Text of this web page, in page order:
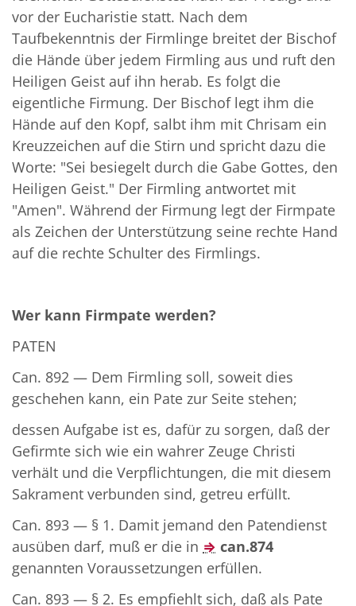
vor der Eucharistie statt. Nach dem
Taufbekenntnis der Firmlinge breitet der Bischof
die Hände über jedem Firmling aus und ruft den
Heiligen Geist auf ihn herab. Es folgt die
eigentliche Firmung. Der Bischof legt ihm die
Hände auf den Kopf, salbt ihm mit Chrisam ein
Kreuzzeichen auf die Stirn und spricht dazu die
Worte: "Sei besiegelt durch die Gabe Gottes, den
Heiligen Geist." Der Firmling antwortet mit
"Amen". Während der Firmung legt der Firmpate
als Zeichen der Unterstützung seine rechte Hand
auf die rechte Schulter des Firmlings.
Wer kann Firmpate werden?
PATEN
Can. 892 — Dem Firmling soll, soweit dies
geschehen kann, ein Pate zur Seite stehen;
dessen Aufgabe ist es, dafür zu sorgen, daß der
Gefirmte sich wie ein wahrer Zeuge Christi
verhält und die Verpflichtungen, die mit diesem
Sakrament verbunden sind, getreu erfüllt.
Can. 893 — § 1. Damit jemand den Patendienst
ausüben darf, muß er die in ⇒ can.874
genannten Voraussetzungen erfüllen.
Can. 893 — § 2. Es empfiehlt sich, daß als Pate